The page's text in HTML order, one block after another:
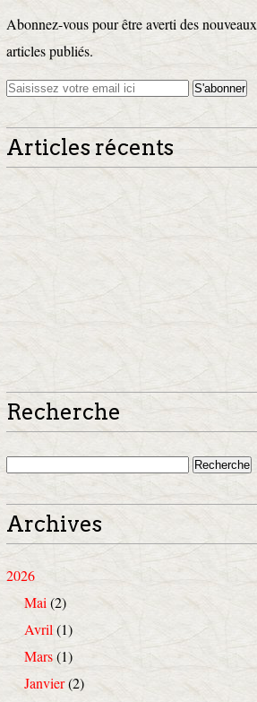
Abonnez-vous pour être averti des nouveaux
articles publiés.
Articles récents
Recherche
Archives
2026
Mai (2)
Avril (1)
Mars(1)
Janvier(2)